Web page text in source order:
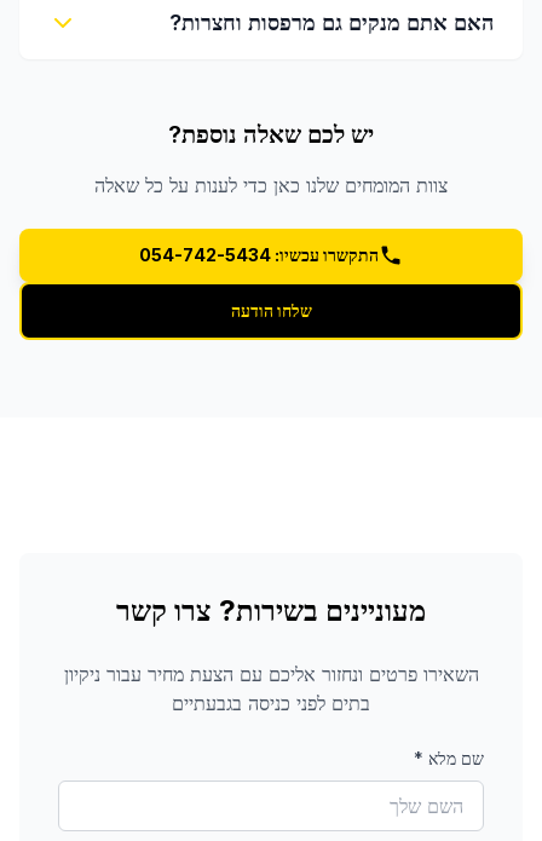
האם אתם מנקים גם מרפסות וחצרות?
יש לכם שאלה נוספת?
צוות המומחים שלנו כאן כדי לענות על כל שאלה
התקשרו עכשיו: 054-742-5434
שלחו הודעה
מעוניינים בשירות? צרו קשר
השאירו פרטים ונחזור אליכם עם הצעת מחיר עבור ניקיון
בתים לפני כניסה בגבעתיים
שם מלא *